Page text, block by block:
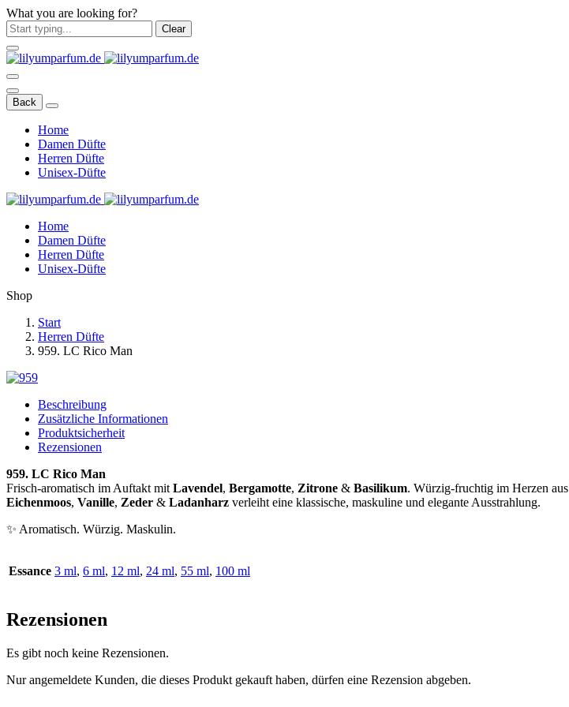
What you are looking for?
Clear
Back
Home
Damen Düfte
Herren Düfte
Unisex-Düfte
Home
Damen Düfte
Herren Düfte
Unisex-Düfte
Shop
Start
Herren Düfte
959. LC Rico Man
Beschreibung
Zusätzliche Informationen
Produktsicherheit
Rezensionen
959. LC Rico Man
Frisch-aromatisch im Auftakt mit Lavendel, Bergamotte, Zitrone & Basilikum. Würzig-fruchtig im Herzen aus
Eichenmoos, Vanille, Zeder & Ladanharz verleiht eine klassische, maskuline und elegante Ausstrahlung.
✨ Aromatisch. Würzig. Maskulin.
Essance 3 ml, 6 ml, 12 ml, 24 ml, 55 ml, 100 ml
Rezensionen
Es gibt noch keine Rezensionen.
Nur angemeldete Kunden, die dieses Produkt gekauft haben, dürfen eine Rezension abgeben.